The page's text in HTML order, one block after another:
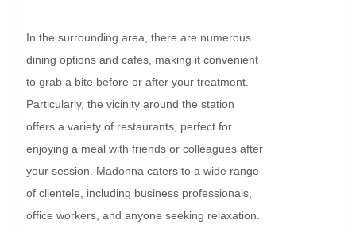
In the surrounding area, there are numerous
dining options and cafes, making it convenient
to grab a bite before or after your treatment.
Particularly, the vicinity around the station
offers a variety of restaurants, perfect for
enjoying a meal with friends or colleagues after
your session. Madonna caters to a wide range
of clientele, including business professionals,
office workers, and anyone seeking relaxation.